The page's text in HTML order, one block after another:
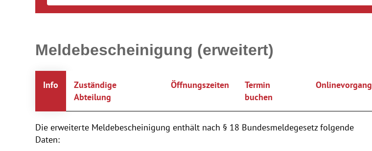
Meldebescheinigung (erweitert)
Info
Zuständige
Abteilung
Öffnungszeiten
Termin
buchen
Onlinevorgang
Die erweiterte Meldebescheinigung enthält nach § 18 Bundesmeldegesetz folgende
Daten: